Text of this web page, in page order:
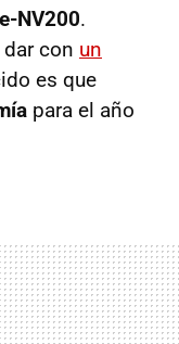
NV200.
con un
es que
para el año